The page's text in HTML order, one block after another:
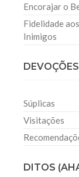
Encorajar o
Fidelidade
Inimigos
DEVOÇÕES
Súplicas
Visitações
DITOS